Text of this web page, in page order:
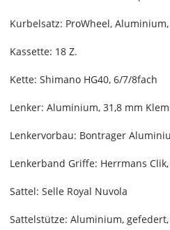
Kurbelsatz: ProWheel,
Kassette: 18 Z.
Kette: Shimano HG40, 6/7/8fach
Lenker: Aluminium, 31,8 mm
Lenkervorbau: Bontrager
Lenkerband Griffe: Herrmans
Sattel: Selle Royal Nuvola
Sattelstütze: Aluminium,